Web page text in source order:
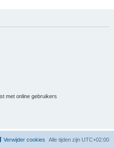
met online gebruikers
Alle tijden zijn UTC+02:00
Verwijder cookies